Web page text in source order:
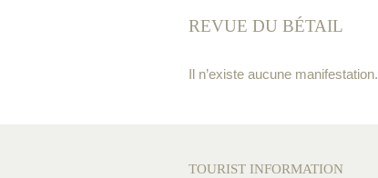
REVUE DU BÉTAIL
Il n’existe aucune manifestation.
TOURIST INFORMATION